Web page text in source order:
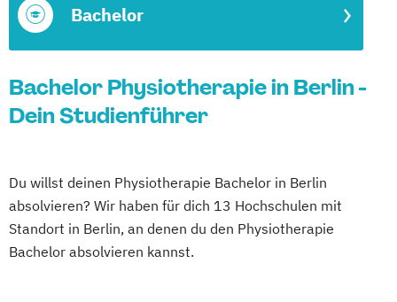
Bachelor
Bachelor Physiotherapie in Berlin -
Dein Studienführer
Du willst deinen Physiotherapie Bachelor in Berlin
absolvieren? Wir haben für dich 13 Hochschulen mit
Standort in Berlin, an denen du den Physiotherapie
Bachelor absolvieren kannst.